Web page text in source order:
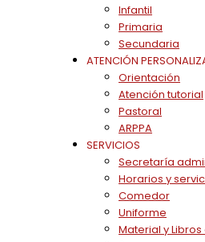
Infantil
Primaria
Secundaria
ATENCIÓN
Orientación
Atención tutorial
Pastoral
ARPPA
SERVICIOS
Secretaría
Horarios y
Comedor
Uniforme
Material y